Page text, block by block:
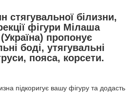
стягувальної білизни,
фігури Мілаша
пропонує
боді, утягувальні
пояса, корсети.
підкоригує вашу фігуру та додасть